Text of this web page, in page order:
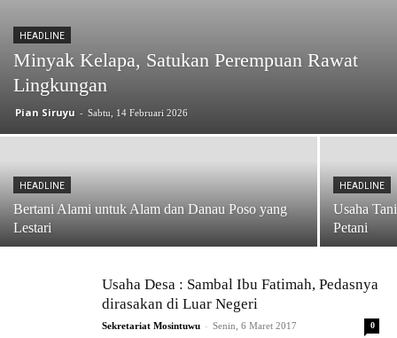
HEADLINE
Minyak Kelapa, Satukan Perempuan Rawat
Lingkungan
Pian Siruyu - Sabtu, 14 Februari 2026
HEADLINE
Bertani Alami untuk Alam dan Danau Poso yang
Lestari
HEADLINE
Usaha
Petani
Usaha Desa : Sambal Ibu Fatimah, Pedasnya
dirasakan di Luar Negeri
Sekretariat Mosintuwu - Senin, 6 Maret 2017 0